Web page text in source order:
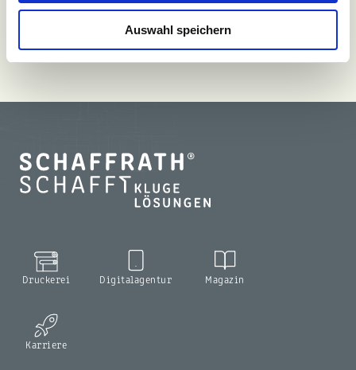
Auswahl speichern
Druckerei Digitalagentur Magazin
Karriere